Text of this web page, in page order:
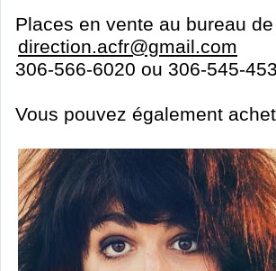
Places en vente au bureau
direction.acfr@gmail.com
306-566-6020 ou 306-545-
Vous pouvez également